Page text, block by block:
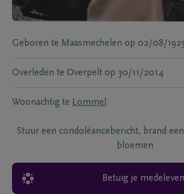
Geboren te Maasmechelen op 02/08/1925
Overleden te Overpelt op 30/11/2014
Woonachtig te Lommel
Stuur een condoléancebericht, brand
bloemen
Betuig je medeleven